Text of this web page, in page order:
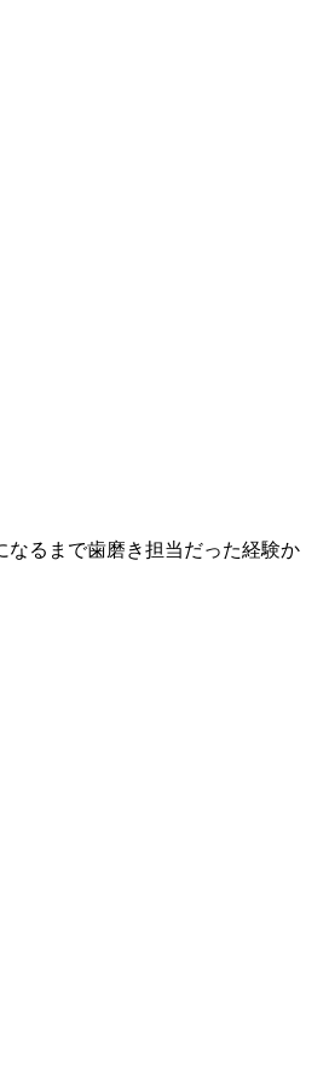
るまで歯磨き担当だった経験か